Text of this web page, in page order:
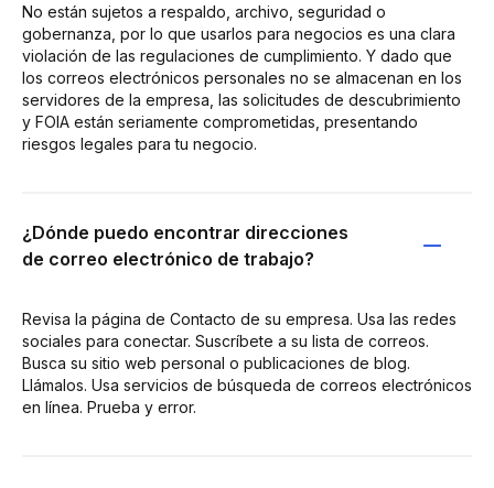
No están sujetos a respaldo, archivo, seguridad o
gobernanza, por lo que usarlos para negocios es una clara
violación de las regulaciones de cumplimiento. Y dado que
los correos electrónicos personales no se almacenan en los
servidores de la empresa, las solicitudes de descubrimiento
y FOIA están seriamente comprometidas, presentando
riesgos legales para tu negocio.
¿Dónde puedo encontrar direcciones
de correo electrónico de trabajo?
Revisa la página de Contacto de su empresa. Usa las redes
sociales para conectar. Suscríbete a su lista de correos.
Busca su sitio web personal o publicaciones de blog.
Llámalos. Usa servicios de búsqueda de correos electrónicos
en línea. Prueba y error.